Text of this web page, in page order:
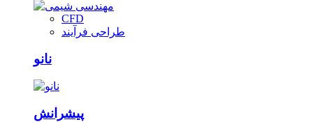
CFD
طراحی فرآیند
نانو
پیشرانش